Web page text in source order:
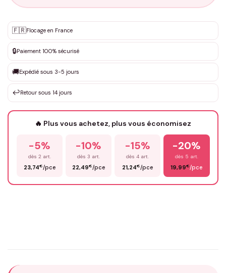
✨ Personnalisation sur mesure
DEVIS GRATUIT · Personnalisation de 3 à 10€ selon la demande
Que souhaitez-vous ?*
Votre texte / idée*
Prénom*
🇫🇷Flocage en France
🔒Paiement 100% sécurisé
🚚Expédié sous 3-5 jours
↩️Retour sous 14 jours
🔥 Plus vous achetez, plus vous économisez
-5%
dès 2 art.
23,74€/pce
-10%
dès 3 art.
22,49€/pce
-15%
dès 4 art.
21,24€/pce
-20%
dès 5 art.
19,99€/pce